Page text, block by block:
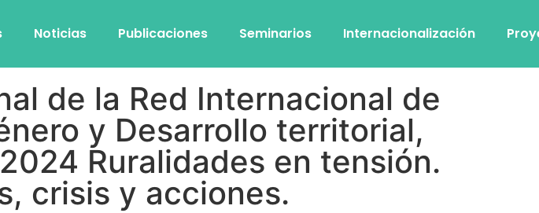
Noticias Publicaciones Seminarios Internacionalización
de la Red Internacional de
y Desarrollo territorial,
Ruralidades en tensión.
crisis y acciones.